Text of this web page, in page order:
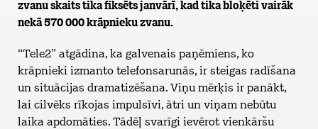
zvanu skaits tika fiksēts janvārī, kad tika bloķēti vairāk
nekā 570 000 krāpnieku zvanu.
“Tele2” atgādina, ka galvenais paņēmiens, ko
krāpnieki izmanto telefonsarunās, ir steigas radīšana
un situācijas dramatizēšana. Viņu mērķis ir panākt,
lai cilvēks rīkojas impulsīvi, ātri un viņam nebūtu
laika apdomāties. Tādēļ svarīgi ievērot vienkāršu